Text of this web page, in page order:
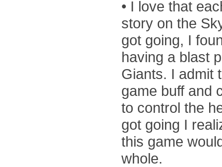
• I love that
story on the
got going, I
having a blast
Giants. I admit
game buff and
to control the
got going I
this game
whole.